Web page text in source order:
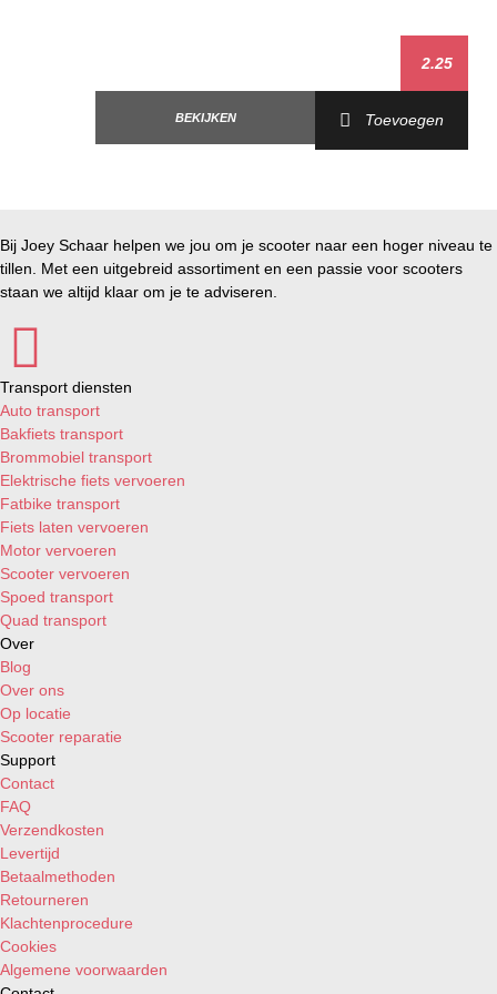
2.25
BEKIJKEN Toevoegen
Bij Joey Schaar helpen we jou om je scooter naar een hoger niveau te
tillen. Met een uitgebreid assortiment en een passie voor scooters
staan we altijd klaar om je te adviseren.
Transport diensten
Auto transport
Bakfiets transport
Brommobiel transport
Elektrische fiets vervoeren
Fatbike transport
Fiets laten vervoeren
Motor vervoeren
Scooter vervoeren
Spoed transport
Quad transport
Over
Blog
Over ons
Op locatie
Scooter reparatie
Support
Contact
FAQ
Verzendkosten
Levertijd
Betaalmethoden
Retourneren
Klachtenprocedure
Cookies
Algemene voorwaarden